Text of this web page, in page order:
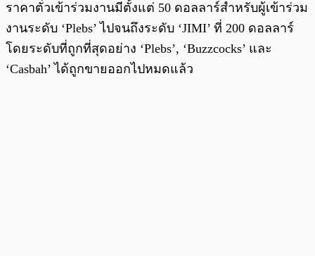
ราคาตั๋วเข้าร่วมงานมีตั้งแต่ 50 ดอลลาร์สำหรับผู้เข้าร่วม
งานระดับ ‘Plebs’ ไปจนถึงระดับ ‘JIMI’ ที่ 200 ดอลลาร์
โดยระดับที่ถูกที่สุดอย่าง ‘Plebs’, ‘Buzzcocks’ และ
‘Casbah’ ได้ถูกขายออกไปหมดแล้ว